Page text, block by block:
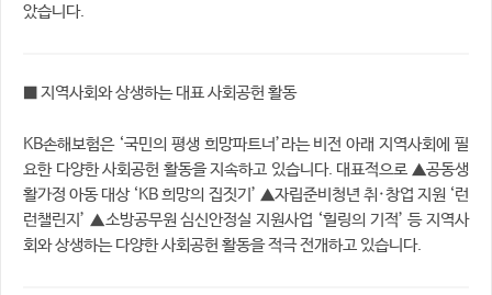
았습니다.
■ 지역사회와 상생하는 대표 사회공헌 활동
KB손해보험은 ‘국민의 평생 희망파트너’라는 비전 아래 지역사회에 필
요한 다양한 사회공헌 활동을 지속하고 있습니다. 대표적으로 ▲공동생
활가정 아동 대상 ‘KB 희망의 집짓기’ ▲자립준비청년 취·창업 지원 ‘런
런챌린지’ ▲소방공무원 심신안정실 지원사업 ‘힐링의 기적’ 등 지역사
회와 상생하는 다양한 사회공헌 활동을 적극 전개하고 있습니다.